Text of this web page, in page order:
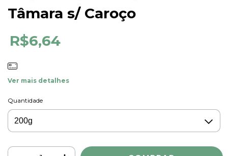
Tâmara s/ Caroço
R$6,64
Ver mais detalhes
Quantidade